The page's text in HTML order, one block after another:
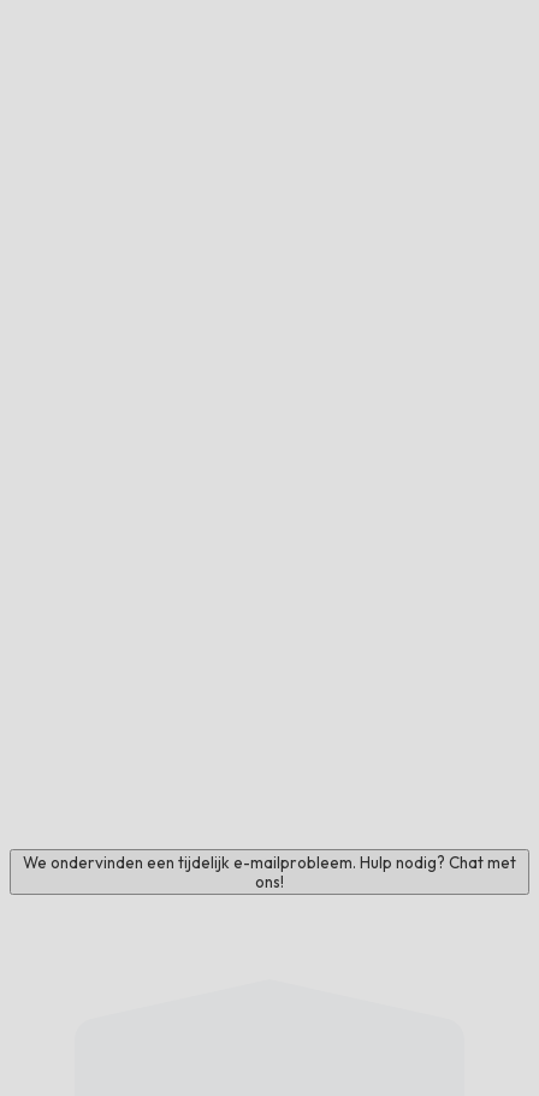
We ondervinden een tijdelijk e-mailprobleem. Hulp nodig? Chat met
ons!